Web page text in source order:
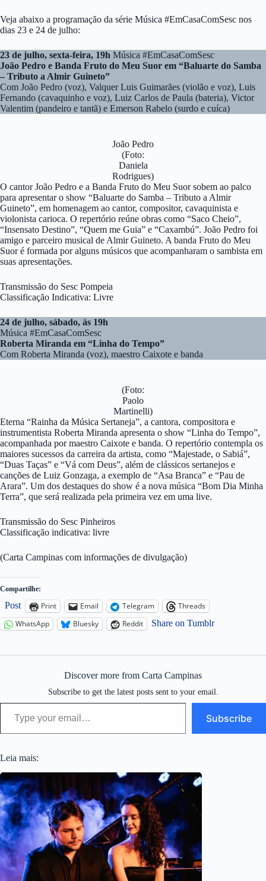
Veja abaixo a programação da série Música #EmCasaComSesc nos
dias 23 e 24 de julho:
23 de julho, sexta-feira, 19h Música #EmCasaComSesc
João Pedro e Banda Fruto do Meu Suor em “Baluarte do Samba
– Tributo a Almir Guineto”
Com João Pedro (voz), Valquer Luis Guimarães (violão e voz), Luis
Fernando (cavaquinho e voz), Luiz Carlos de Paula (bateria), Victor
Valentim (pandeiro e tantã) e Emerson Rabelo (surdo e cuíca)
João Pedro
(Foto:
Daniela
Rodrigues)
O cantor João Pedro e a Banda Fruto do Meu Suor sobem ao palco
para apresentar o show “Baluarte do Samba – Tributo a Almir
Guineto”, em homenagem ao cantor, compositor, cavaquinista e
violonista carioca. O repertório reúne obras como “Saco Cheio”,
“Insensato Destino”, “Quem me Guia” e “Caxambú”. João Pedro foi
amigo e parceiro musical de Almir Guineto. A banda Fruto do Meu
Suor é formada por alguns músicos que acompanharam o sambista em
suas apresentações.
Transmissão do Sesc Pompeia
Classificação Indicativa: Livre
24 de julho, sábado, às 19h
Música #EmCasaComSesc
Roberta Miranda em “Linha do Tempo”
Com Roberta Miranda (voz), maestro Caixote e banda
(Foto:
Paolo
Martinelli)
Eterna “Rainha da Música Sertaneja”, a cantora, compositora e
instrumentista Roberta Miranda apresenta o show “Linha do Tempo”,
acompanhada por maestro Caixote e banda. O repertório contempla os
maiores sucessos da carreira da artista, como “Majestade, o Sabiá”,
“Duas Taças” e “Vá com Deus”, além de clássicos sertanejos e
canções de Luiz Gonzaga, a exemplo de “Asa Branca” e “Pau de
Arara”. Um dos destaques do show é a nova música “Bom Dia Minha
Terra”, que será realizada pela primeira vez em uma live.
Transmissão do Sesc Pinheiros
Classificação indicativa: livre
(Carta Campinas com informações de divulgação)
Compartilhe:
Post Print Email Telegram
Threads
WhatsApp
Bluesky Reddit Share on Tumblr
Discover more from Carta Campinas
Subscribe to get the latest posts sent to your email.
Type your email…
Subscribe
Leia mais: